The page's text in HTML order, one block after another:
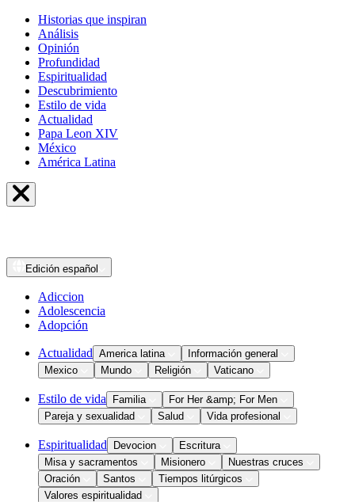
Historias que inspiran
Análisis
Opinión
Profundidad
Espiritualidad
Descubrimiento
Estilo de vida
Actualidad
Papa Leon XIV
México
América Latina
Edición español
Adiccion
Adolescencia
Adopción
Actualidad America latina
Información general
Mexico
Mundo Religión Vaticano
Estilo de vida Familia
For Her &amp; For Men
Pareja y sexualidad
Salud Vida profesional
Espiritualidad Devocion
Escritura
Misa y sacramentos
Misionero
Nuestras cruces
Oración
Santos
Tiempos litúrgicos
Valores espiritualidad